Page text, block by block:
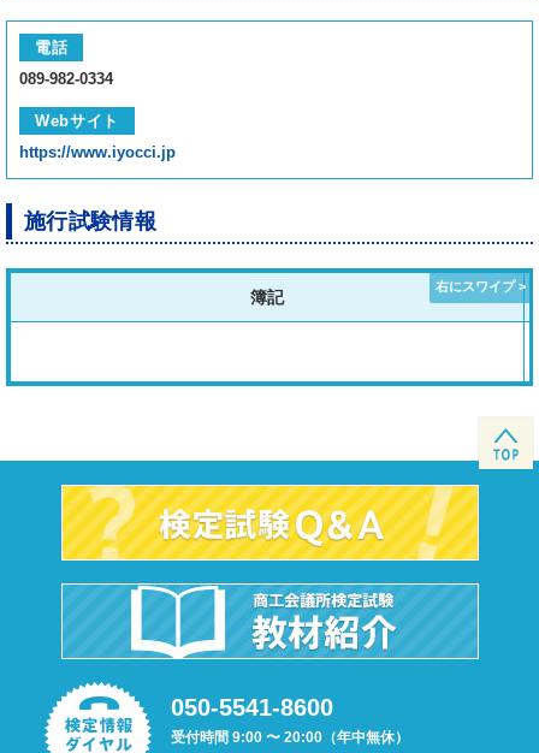
電話
089-982-0334
Webサイト
https://www.iyocci.jp
施行試験情報
簿記
050-5541-8600
受付時間 9:00 〜 20:00（年中無休）